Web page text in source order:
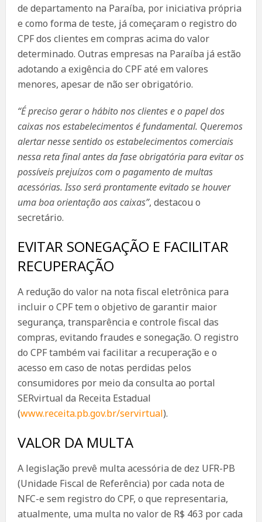
de departamento na Paraíba, por iniciativa própria
e como forma de teste, já começaram o registro do
CPF dos clientes em compras acima do valor
determinado. Outras empresas na Paraíba já estão
adotando a exigência do CPF até em valores
menores, apesar de não ser obrigatório.
“É preciso gerar o hábito nos clientes e o papel dos
caixas nos estabelecimentos é fundamental. Queremos
alertar nesse sentido os estabelecimentos comerciais
nessa reta final antes da fase obrigatória para evitar os
possíveis prejuízos com o pagamento de multas
acessórias. Isso será prontamente evitado se houver
uma boa orientação aos caixas”, destacou o
secretário.
EVITAR SONEGAÇÃO E FACILITAR
RECUPERAÇÃO
A redução do valor na nota fiscal eletrônica para
incluir o CPF tem o objetivo de garantir maior
segurança, transparência e controle fiscal das
compras, evitando fraudes e sonegação. O registro
do CPF também vai facilitar a recuperação e o
acesso em caso de notas perdidas pelos
consumidores por meio da consulta ao portal
SERvirtual da Receita Estadual
(www.receita.pb.gov.br/servirtual).
VALOR DA MULTA
A legislação prevê multa acessória de dez UFR-PB
(Unidade Fiscal de Referência) por cada nota de
NFC-e sem registro do CPF, o que representaria,
atualmente, uma multa no valor de R$ 463 por cada